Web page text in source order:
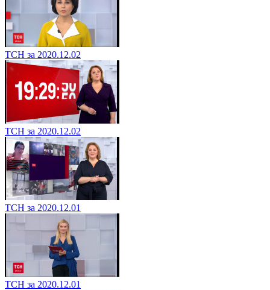
ТСН за 2020.12.02
ТСН за 2020.12.02
ТСН за 2020.12.01
ТСН за 2020.12.01